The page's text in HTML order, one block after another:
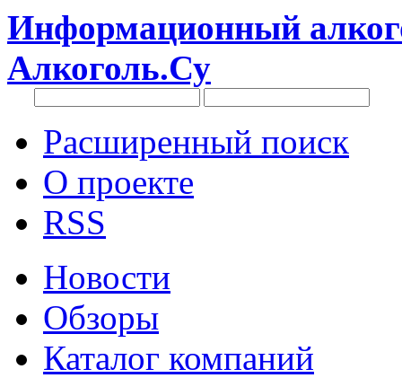
Информационный
Алкоголь.Су
Расширенный поиск
О проекте
RSS
Новости
Обзоры
Каталог компаний